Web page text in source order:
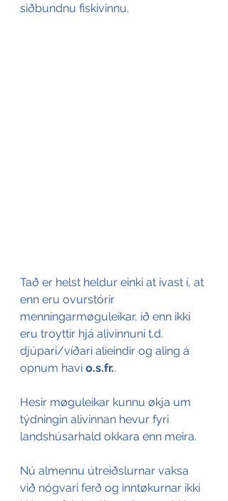
siðbundnu fiskivinnu.
Tað er helst heldur einki at ivast í, at
enn eru ovurstórir
menningarmøguleikar, ið enn ikki
eru troyttir hjá alivinnuni t.d.
djúpari/víðari alieindir og aling á
opnum havi o.s.fr..
Hesir møguleikar kunnu økja um
týdningin alivinnan hevur fyri
landshúsarhald okkara enn meira.
Nú almennu útreiðslurnar vaksa
við nógvari ferð og inntøkurnar ikki